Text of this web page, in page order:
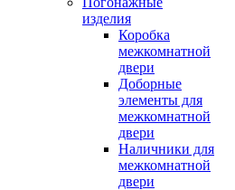
изделия
Коробка
межкомнатной
двери
Доборные
элементы для
межкомнатной
двери
Наличники для
межкомнатной
двери